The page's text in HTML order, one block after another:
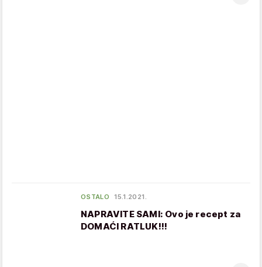
OSTALO 15.1.2021.
NAPRAVITE SAMI: Ovo je recept za
DOMAĆI RATLUK!!!